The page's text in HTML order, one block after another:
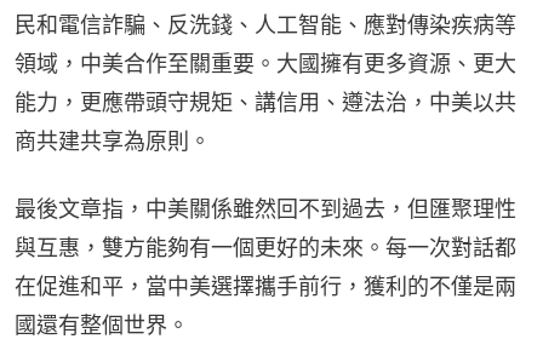
民和電信詐騙、反洗錢、人工智能、應對傳染疾病等
領域，中美合作至關重要。大國擁有更多資源、更大
能力，更應帶頭守規矩、講信用、遵法治，中美以共
商共建共享為原則。
最後文章指，中美關係雖然回不到過去，但匯聚理性
與互惠，雙方能夠有一個更好的未來。每一次對話都
在促進和平，當中美選擇攜手前行，獲利的不僅是兩
國還有整個世界。